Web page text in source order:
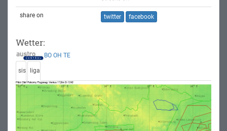
share on twitter facebook
Wetter:
BO OH TE
sis liga